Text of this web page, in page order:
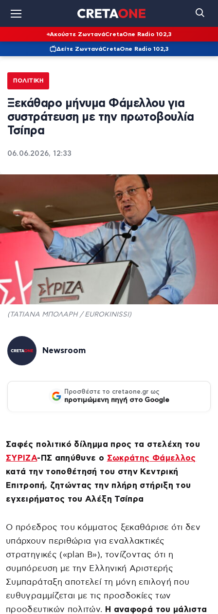
Ακούστε ΖωντανάCretaOne Radio 102,3
Δείτε ΖωντανάCretaOne Radio 102,3
ΠΟΛΙΤΙΚΉ
Ξεκάθαρο μήνυμα Φάμελλου για
συστράτευση με την πρωτοβουλία
Τσίπρα
06.06.2026, 12:33
(ΤΑΤΙΑΝΑ ΜΠΟΛΑΡΗ / EUROKINISSI)
Newsroom
Προσθέστε το cretaone.gr ως
προτιμώμενη πηγή στο Google
Σαφές πολιτικό δίλημμα προς τα στελέχη του
ΣΥΡΙΖΑ-ΠΣ απηύθυνε ο Σωκράτης Φάμελλος
κατά την τοποθέτησή του στην Κεντρική
Επιτροπή, ζητώντας την πλήρη στήριξη του
εγχειρήματος του Αλέξη Τσίπρα
Ο πρόεδρος του κόμματος ξεκαθάρισε ότι δεν
υπάρχουν περιθώρια για εναλλακτικές
στρατηγικές («plan B»), τονίζοντας ότι η
συμπόρευση με την Ελληνική Αριστερής
Συμπαράταξη αποτελεί τη μόνη επιλογή που
ευθυγραμμίζεται με τις προσδοκίες των
προοδευτικών πολιτών. Η αναφορά του μάλιστα